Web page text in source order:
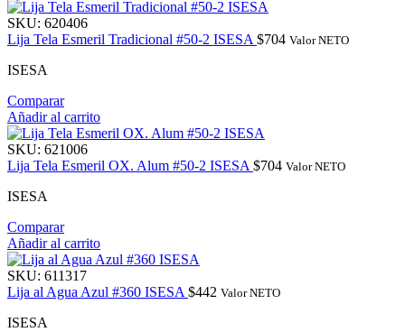
SKU: 620406
Lija Tela Esmeril Tradicional #50-2 ISESA $704 Valor NETO
ISESA
Comparar
Añadir al carrito
SKU: 621006
Lija Tela Esmeril OX. Alum #50-2 ISESA $704 Valor NETO
ISESA
Comparar
Añadir al carrito
SKU: 611317
Lija al Agua Azul #360 ISESA $442 Valor NETO
ISESA